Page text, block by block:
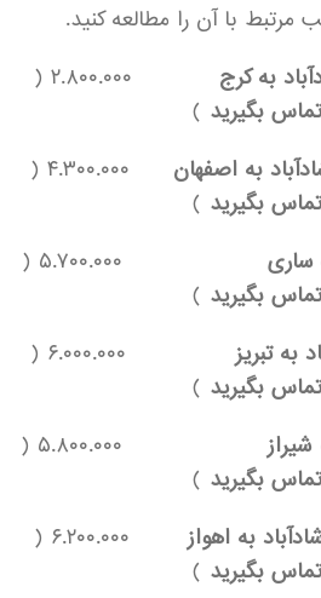
مرتبط با آن را مطالعه کنید.
به کرج
۲.۸۰۰.۰۰۰ (
تماس بگیرید )
به اصفهان
۴.۳۰۰.۰۰۰ (
تماس بگیرید )
ساری
۵.۷۰۰.۰۰۰ (
تماس بگیرید )
به تبریز
۶.۰۰۰.۰۰۰ (
تماس بگیرید )
شیراز
۵.۸۰۰.۰۰۰ (
تماس بگیرید )
به اهواز
۶.۲۰۰.۰۰۰ (
تماس بگیرید )